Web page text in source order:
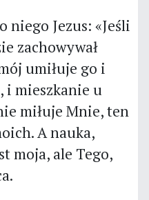
niego Jezus: «Jeśli
zachowywał
umiłuje go i
i mieszkanie u
miłuje Mnie, ten
A nauka,
moja, ale Tego,